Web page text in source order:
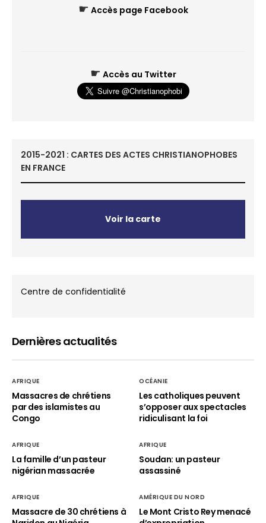
☛ Accès page Facebook
☛ Accès au Twitter
2015-2021 : CARTES DES ACTES CHRISTIANOPHOBES
EN FRANCE
Voir la carte
Centre de confidentialité
Dernières actualités
AFRIQUE
Massacres de chrétiens
par des islamistes au
Congo
OCÉANIE
Les catholiques peuvent
s’opposer aux spectacles
ridiculisant la foi
AFRIQUE
La famille d’un pasteur
nigérian massacrée
AFRIQUE
Soudan: un pasteur
assassiné
AFRIQUE
Massacre de 30 chrétiens à
AMÉRIQUE DU NORD
Le Mont Cristo Rey menacé